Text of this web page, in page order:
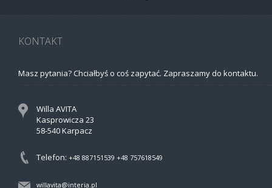
KONTAKT
Masz pytania? Chciałbyś o coś zapytać. Zapraszamy do kontaktu.
Willa AVITA
Kasprowicza 23
58-540 Karpacz
Telefon: +48 887151539 +48 757618549
willavita@interia.pl